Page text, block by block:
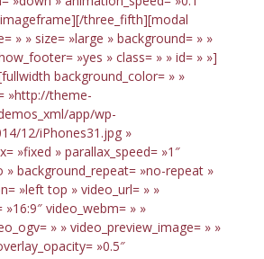
three_fifth][modal
» » size= »large » background= » »
»yes » class= » » id= » »]
background_color= » »
»http://theme-
app/wp-
12/iPhones31.jpg »
»fixed » parallax_speed= »1″
» background_repeat= »no-repeat »
»left top » video_url= » »
video_webm= » »
» » video_preview_image= » »
»0.5″